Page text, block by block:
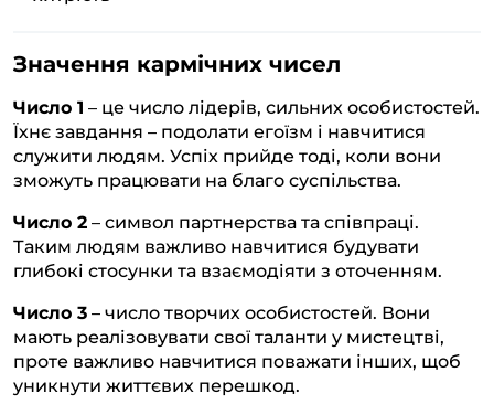
Значення кармічних чисел
Число 1 – це число лідерів, сильних особистостей.
Їхнє завдання – подолати егоїзм і навчитися
служити людям. Успіх прийде тоді, коли вони
зможуть працювати на благо суспільства.
Число 2 – символ партнерства та співпраці.
Таким людям важливо навчитися будувати
глибокі стосунки та взаємодіяти з оточенням.
Число 3 – число творчих особистостей. Вони
мають реалізовувати свої таланти у мистецтві,
проте важливо навчитися поважати інших, щоб
уникнути життєвих перешкод.